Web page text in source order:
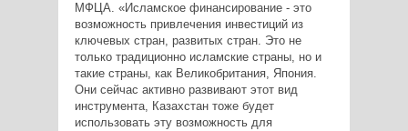
МФЦА. «Исламское финансирование - это
возможность привлечения инвестиций из
ключевых стран, развитых стран. Это не
только традиционно исламские страны, но и
такие страны, как Великобритания, Япония.
Они сейчас активно развивают этот вид
инструмента, Казахстан тоже будет
использовать эту возможность для